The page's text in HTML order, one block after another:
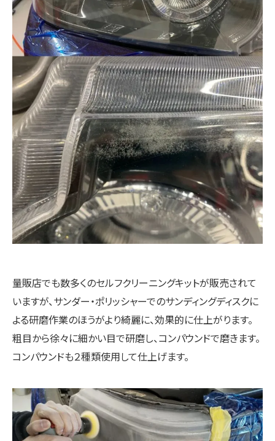
量販店でも数多くのセルフクリーニングキットが販売されて
いますが、サンダー・ポリッシャーでのサンディングディスクに
よる研磨作業のほうがより綺麗に、効果的に仕上がります。
粗目から徐々に細かい目で研磨し、コンパウンドで磨きます。
コンパウンドも２種類使用して仕上げます。